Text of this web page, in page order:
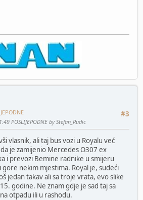
#3
POSLIJEPODNE by Stefan_Rudic
vlasnik, ali taj bus vozi u Royalu već
je zamijenio Mercedes O307 ex
i prevozi Bemine radnike u smijeru
gore nekim mjestima. Royal je, sudeći
jedan takav ali sa troje vrata, evo slike
godine. Ne znam gdje je sad taj sa
otpadu ili u rashodu.